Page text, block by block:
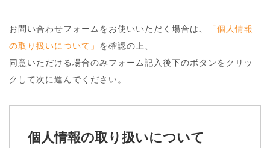
お問い合わせフォームをお使いいただく場合は、
「個人情報
の取り扱いについて」 を確認の上、
同意いただける場合のみフォーム記入後下のボタンをクリッ
クして次に進んでください。
個人情報の取り扱いについて